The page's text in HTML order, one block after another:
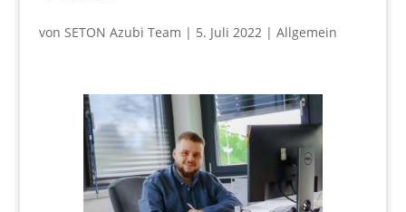
von SETON Azubi Team | 5. Juli 2022 | Allgemein